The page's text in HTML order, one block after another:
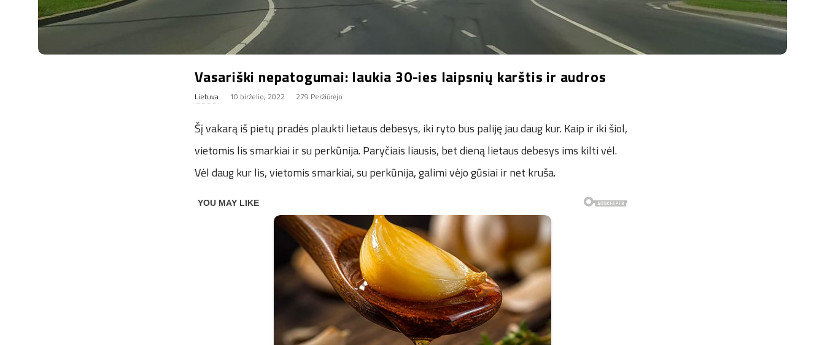
Vasariški nepatogumai: laukia 30-ies laipsnių karštis ir audros
Lietuva 10 birželio, 2022 279 Peržiūrėjo
Šį vakarą iš pietų pradės plaukti lietaus debesys, iki ryto bus paliję jau daug kur. Kaip ir iki šiol,
vietomis lis smarkiai ir su perkūnija. Paryčiais liausis, bet dieną lietaus debesys ims kilti vėl.
Vėl daug kur lis, vietomis smarkiai, su perkūnija, galimi vėjo gūsiai ir net kruša.